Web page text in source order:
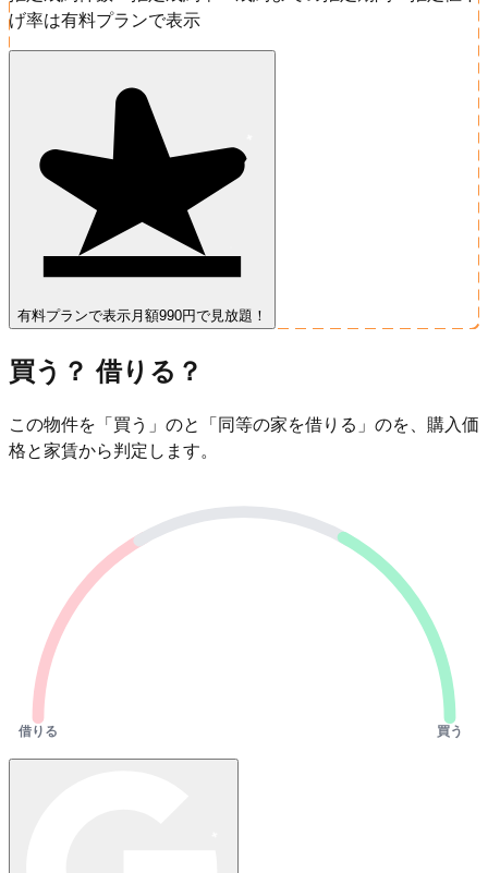
げ率は有料プランで表示
有料プランで表示 月額990円で見放題！
買う？ 借りる？
この物件を「買う」のと「同等の家を借りる」のを、購入価
格と家賃から判定します。
借りる 買う